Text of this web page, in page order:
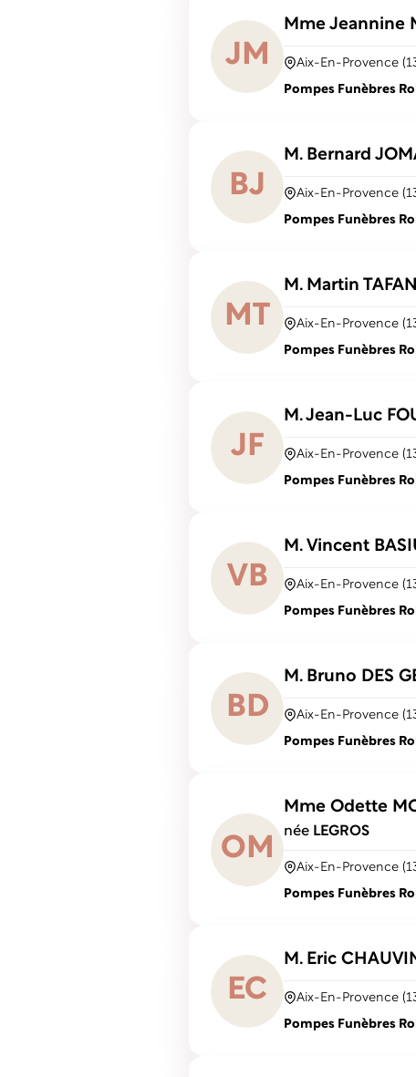
J M
Mme Jeannine
Aix-En-Provence
Pompes Funèbres
BJ
M. Bernard
Aix-En-Provence
Pompes Funèbres
M T
M. Martin TAFANI
Aix-En-Provence
Pompes Funèbres
J F
M. Jean-Luc
Aix-En-Provence
Pompes Funèbres
V B
M. Vincent
Aix-En-Provence
Pompes Funèbres
B D
M. Bruno DES
Aix-En-Provence
Pompes Funèbres
O M
Mme Odette
née LEGROS
Aix-En-Provence
Pompes Funèbres
EC
M. Eric
Aix-En-Provence
Pompes Funèbres